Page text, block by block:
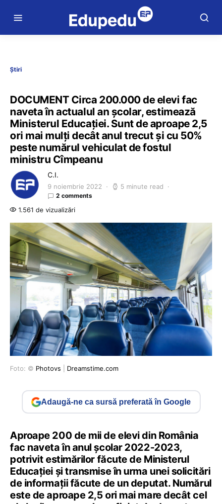
Știri
DOCUMENT Circa 200.000 de elevi fac
naveta în actualul an școlar, estimează
Ministerul Educației. Sunt de aproape 2,5
ori mai mulți decât anul trecut și cu 50%
peste numărul vehiculat de fostul
ministru Cîmpeanu
C.I.
9 noiembrie 2022 5 minute read
2 comments
1.561 de vizualizări
Foto: © Photovs Dreamstime.com
Adaugă-ne ca sursă preferată în Google
Aproape 200 de mii de elevi din România
fac naveta în anul școlar 2022-2023,
potrivit estimărilor făcute de Ministerul
Educației și transmise în urma unei solicitări
de informații făcute de un deputat. Numărul
este de aproape 2,5 ori mai mare decât cel